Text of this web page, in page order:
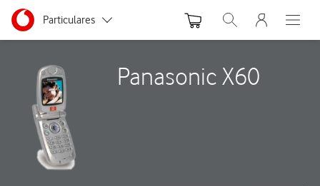
Ir a la pagina principal de vodafone.es
Menu navegación Segmento
Particulares
Pymes
Grandes empresas
y AA.PP.
Abrir buscador. Abre
Abre
Panasonic X60